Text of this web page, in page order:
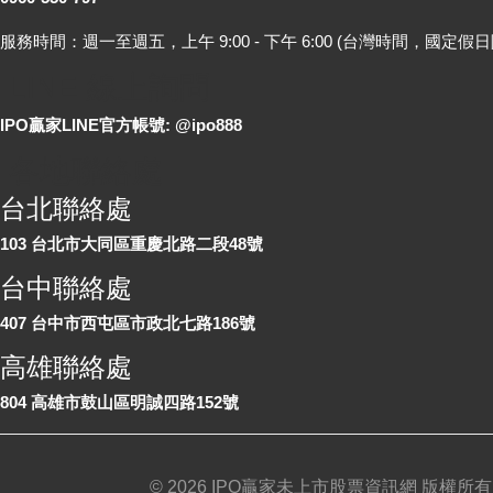
服務時間：週一至週五，上午 9:00 - 下午 6:00 (台灣時間，國定假
IPO贏家LINE官方帳號: @ipo888
台北聯絡處
103 台北市大同區重慶北路二段48號
台中聯絡處
407 台中市西屯區市政北七路186號
高雄聯絡處
804 高雄市鼓山區明誠四路152號
© 2026 IPO贏家未上市股票資訊網 版權所有